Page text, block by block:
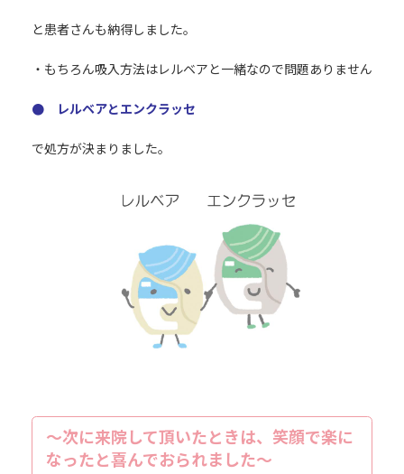
と患者さんも納得しました。
・もちろん吸入方法はレルベアと一緒なので問題ありません
● レルベアとエンクラッセ
で処方が決まりました。
～次に来院して頂いたときは、笑顔で楽に
なったと喜んでおられました～